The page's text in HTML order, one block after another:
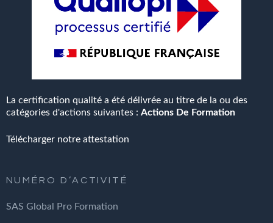
La certification qualité a été délivrée au titre de la ou des
catégories d'actions suivantes : Actions De Formation
Télécharger notre attestation
NUMÉRO D’ACTIVITÉ
SAS Global Pro Formation